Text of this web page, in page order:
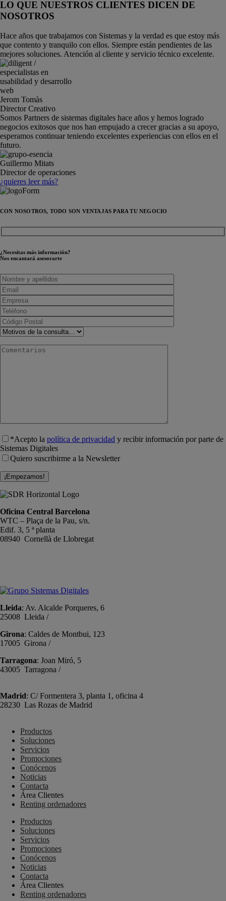
LO QUE NUESTROS CLIENTES DICEN DE
NOSOTROS
Hace años que trabajamos con Sistemas y la verdad es que estoy más
que contento y tranquilo con ellos. Siempre están pendientes de las
mejores soluciones. Atención al cliente y servicio técnico excelente.
Jerom Tomàs
Director Creativo
Somos Partners de sistemas digitales hace años y hemos logrado
negocios exitosos que nos han empujado a crecer gracias a su apoyo,
esperamos continuar teniendo excelentes experiencias con ellos en el
futuro.
Guillermo Mitats
Director de operaciones
¿quieres leer más?
CON NOSOTROS, TODO SON VENTAJAS PARA TU NEGOCIO
¿Necesitas más información?
Nos encantará asesorarte
*Acepto la política de privacidad y recibir información por parte de
Sistemas Digitales
Quiero suscribirme a la Newsletter
Oficina Central Barcelona
WTC – Plaça de la Pau, s/n.
Edif. 3, 5 ª planta
08940 Cornellà de Llobregat
Lleida: Av. Alcalde Porqueres, 6
25008 Lleida /
Girona: Caldes de Montbui, 123
17005 Girona /
Tarragona: Joan Miró, 5
43005 Tarragona /
Madrid: C/ Formentera 3, planta 1, oficina 4
28230 Las Rozas de Madrid
Productos
Soluciones
Servicios
Promociones
Conócenos
Noticias
Contacta
Área Clientes
Renting ordenadores
Productos
Soluciones
Servicios
Promociones
Conócenos
Noticias
Contacta
Área Clientes
Renting ordenadores